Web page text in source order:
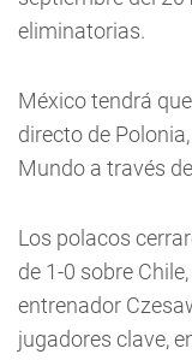
eliminatorias.
México tendrá
directo de
Mundo a través
Los polacos
de 1-0 sobre
entrenador
jugadores clave,